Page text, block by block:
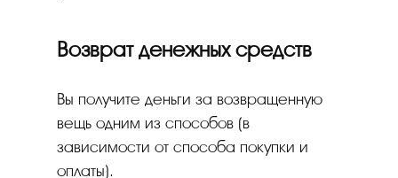
Возврат денежных средств
Вы получите деньги за возвращенную
вещь одним из способов (в
зависимости от способа покупки и
оплаты).